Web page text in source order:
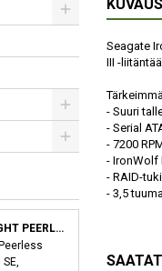
THERMALRIGHT PEERLESS ASSASSIN 120 SE SUORITIN JÄÄHDYTYSLEVY/JÄÄHDYTIN 12 CM MUSTA
KUVAUS
Seagate
III -
- Suuri
- Serial
- 7200
- IronWolf
- RAID-
- 3,5